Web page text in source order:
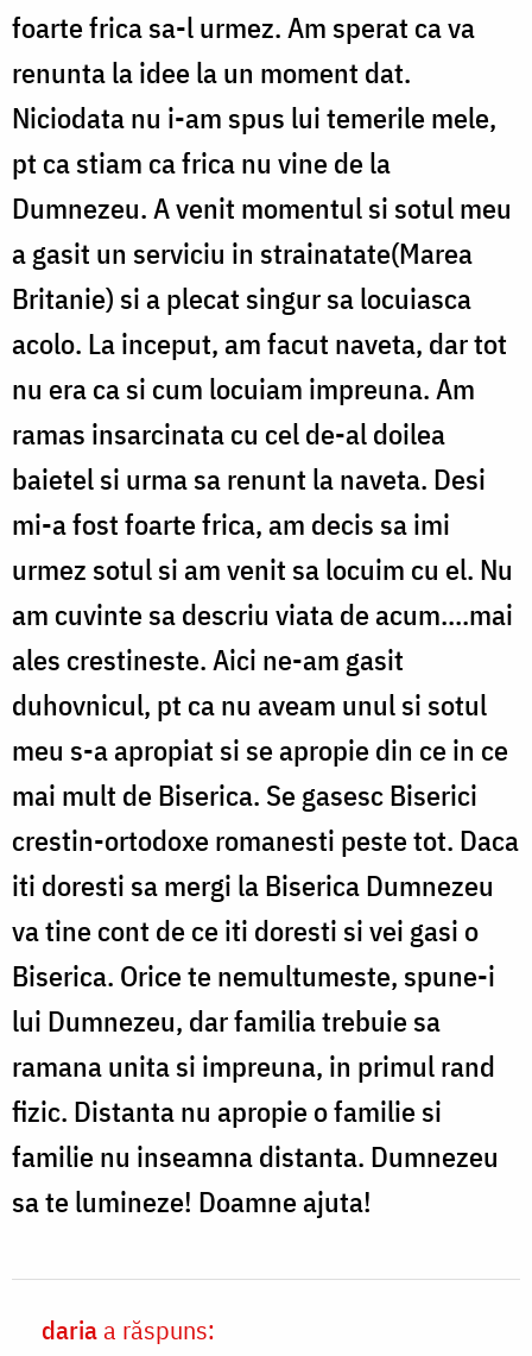
foarte frica sa-l urmez. Am sperat ca va
renunta la idee la un moment dat.
Niciodata nu i-am spus lui temerile mele,
pt ca stiam ca frica nu vine de la
Dumnezeu. A venit momentul si sotul meu
a gasit un serviciu in strainatate(Marea
Britanie) si a plecat singur sa locuiasca
acolo. La inceput, am facut naveta, dar tot
nu era ca si cum locuiam impreuna. Am
ramas insarcinata cu cel de-al doilea
baietel si urma sa renunt la naveta. Desi
mi-a fost foarte frica, am decis sa imi
urmez sotul si am venit sa locuim cu el. Nu
am cuvinte sa descriu viata de acum....mai
ales crestineste. Aici ne-am gasit
duhovnicul, pt ca nu aveam unul si sotul
meu s-a apropiat si se apropie din ce in ce
mai mult de Biserica. Se gasesc Biserici
crestin-ortodoxe romanesti peste tot. Daca
iti doresti sa mergi la Biserica Dumnezeu
va tine cont de ce iti doresti si vei gasi o
Biserica. Orice te nemultumeste, spune-i
lui Dumnezeu, dar familia trebuie sa
ramana unita si impreuna, in primul rand
fizic. Distanta nu apropie o familie si
familie nu inseamna distanta. Dumnezeu
sa te lumineze! Doamne ajuta!
In
daria a răspuns: